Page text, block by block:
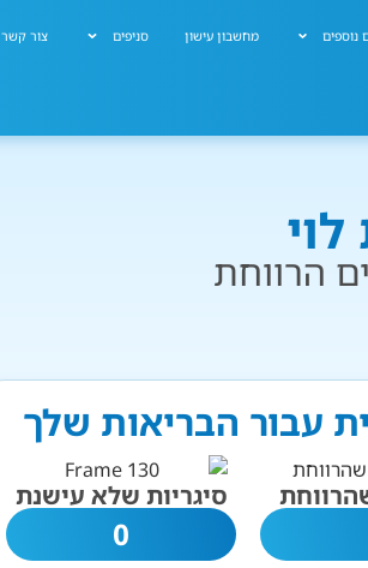
נוספים מחשבון עישון סניפים צור קשר
הרווחת
עבור הבריאות שלך
סיגריות שלא עישנת
0